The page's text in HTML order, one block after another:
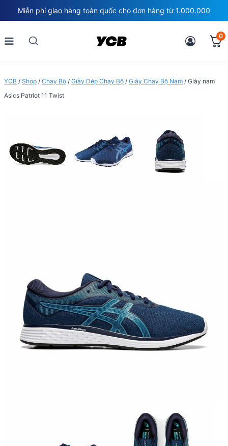
to
content
Miễn phí giao hàng toàn quốc cho đơn hàng từ 1.000.000
0
YCB / Shop / Chạy Bộ / Giày Dép Chạy Bộ / Giày Chạy Bộ Nam / Giày nam
Asics Patriot 11 Twist